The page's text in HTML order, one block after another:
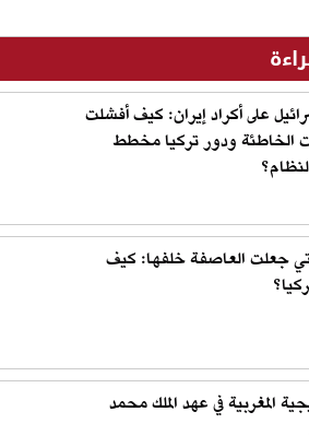
على أكراد إيران: كيف أفشلت
الخاطئة ودور تركيا مخطط
جعلت العاصفة خلفها: كيف
المغربية في عهد الملك محمد